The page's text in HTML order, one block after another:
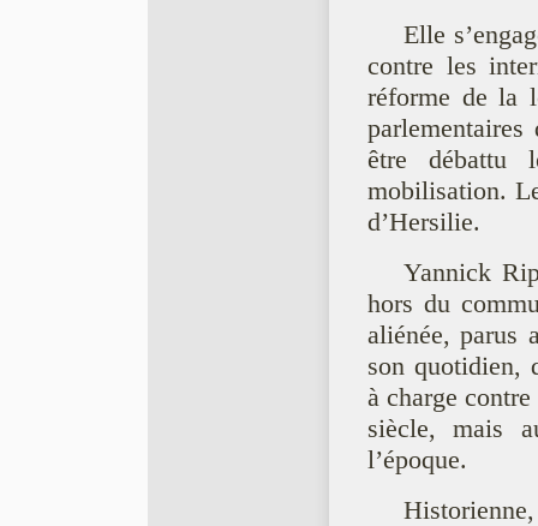
Elle
contre les
réforme de la
être débattu
mobilisation.
d’Hersilie.
Yannick
hors du
aliénée, parus
son quotidien,
à charge
siècle, mais
l’époque.